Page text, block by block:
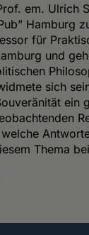
em. Ulrich
Hamburg
für
und
sich
ein
Thema